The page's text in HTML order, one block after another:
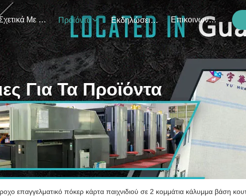
Σχετικά Με Εμάς Προϊόντα Εκδηλώσεις Επικοινωνήστε Μαζί Μας
Για Τα Προϊόντα
επαγγελματικό πόκερ κάρτα παιχνιδιού σε 2 κομμάτια κάλυμμα βάση